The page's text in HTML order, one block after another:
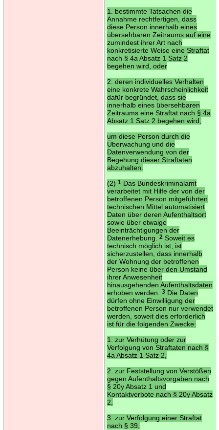
1. bestimmte Tatsachen die
Annahme rechtfertigen, dass
diese Person innerhalb eines
übersehbaren Zeitraums auf eine
zumindest ihrer Art nach
konkretisierte Weise eine Straftat
nach § 4a Absatz 1 Satz 2
begehen wird, oder
2. deren individuelles Verhalten
eine konkrete Wahrscheinlichkeit
dafür begründet, dass sie
innerhalb eines übersehbaren
Zeitraums eine Straftat nach § 4a
Absatz 1 Satz 2 begehen wird,
um diese Person durch die
Überwachung und die
Datenverwendung von der
Begehung dieser Straftaten
abzuhalten.
(2) 1Das Bundeskriminalamt
verarbeitet mit Hilfe der von der
betroffenen Person mitgeführten
technischen Mittel automatisiert
Daten über deren Aufenthaltsort
sowie über etwaige
Beeinträchtigungen der
Datenerhebung.
2Soweit es
technisch möglich ist, ist
sicherzustellen, dass innerhalb
der Wohnung der betroffenen
Person keine über den Umstand
ihrer Anwesenheit
hinausgehenden Aufenthaltsdaten
erhoben werden.
3Die Daten
dürfen ohne Einwilligung der
betroffenen Person nur verwendet
werden, soweit dies erforderlich
ist für die folgenden Zwecke:
1. zur Verhütung oder zur
Verfolgung von Straftaten nach §
4a Absatz 1 Satz 2,
2. zur Feststellung von Verstößen
gegen Aufenthaltsvorgaben nach
§ 20y Absatz 1 und
Kontaktverbote nach § 20y Absatz
2,
3. zur Verfolgung einer Straftat
nach § 39,